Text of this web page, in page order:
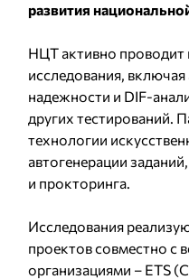
развития
НЦТ активно проводит
исследования,
надежности и DIF-
других тестирований.
технологии
автогенерации
и прокторинга.
Исследования
проектов совместно
организациями – ETS